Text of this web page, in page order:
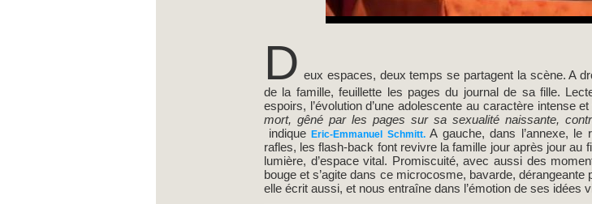
D eux espaces, deux temps se partagent la scène. A
de la famille, feuillette les pages du journal de sa fille.
espoirs, l’évolution d’une adolescente au caractère intense et
mort, gêné par les pages sur sa sexualité naissante,
indique Eric-Emmanuel Schmitt.A gauche, dans l’annexe, le
rafles, les flash-back font revivre la famille jour après jour au
lumière, d’espace vital. Promiscuité, avec aussi des
bouge et s’agite dans ce microcosme, bavarde,
elle écrit aussi, et nous entraîne dans l’émotion de ses idées